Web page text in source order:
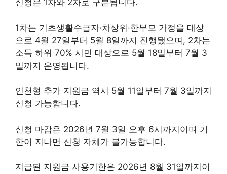
신청은 1차와 2차로 구분됩니다.
1차는 기초생활수급자·차상위·한부모 가정을 대상
으로 4월 27일부터 5월 8일까지 진행됐으며, 2차는
소득 하위 70% 시민 대상으로 5월 18일부터 7월 3
일까지 운영됩니다.
인천형 추가 지원금 역시 5월 11일부터 7월 3일까지
신청 가능합니다.
신청 마감은 2026년 7월 3일 오후 6시까지이며 기
한이 지나면 신청 자체가 불가능합니다.
지급된 지원금 사용기한은 2026년 8월 31일까지이